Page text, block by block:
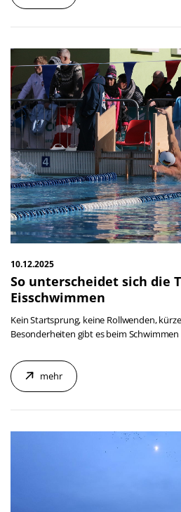
10.12.2025
So unterscheidet sich die
Eisschwimmen
Kein Startsprung, keine Rollwenden,
Besonderheiten gibt es beim
mehr